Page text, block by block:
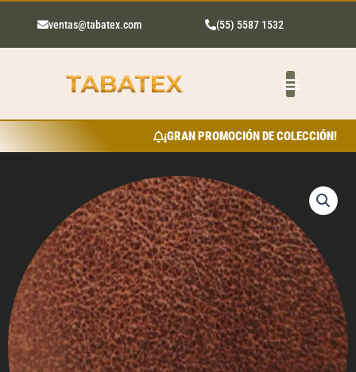
ventas@tabatex.com (55) 5587 1532
¡GRAN PROMOCIÓN DE COLECCIÓN!